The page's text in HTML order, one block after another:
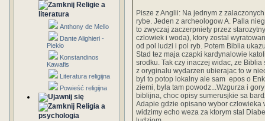
Religie a
literatura
Anthony de Mello
Dante Alighieri -
Piekło
Konstandinos
Kawafis
Literatura religijna
Powieść religijna
Religia a
psychologia
Pisze z Anglii: Na jednym z
rybe. Jeden z archeologow A. Palla
to zwyczaj zaczerpniety przez
czlowiek i woda), ktory zostal
od pol ludzi i pol ryb. Potem Biblia
Stad tez maja czapki kardynalowie
srodku. Tak czy inaczej widac, ze
z oryginalu wydarzen ubierajac to w
byl to potop lokalny ale sam epos o
ziemi, byla tam powodz...Wzgurza i
biblijna, choc opisy sumerusjkie sa
Adapie gdzie opisano wybor czlowieka
widzimy echo weza za ktorym stal